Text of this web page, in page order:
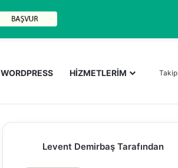
WORDPRESS HİZMETLERİM Takip
Levent Demirbaş Tarafından